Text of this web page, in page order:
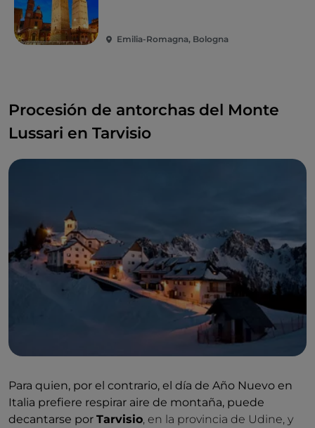
Emilia-Romagna, Bologna
Procesión de antorchas del Monte
Lussari en Tarvisio
Para quien, por el contrario, el día de Año Nuevo en
Italia prefiere respirar aire de montaña, puede
decantarse por Tarvisio, en la provincia de Udine, y